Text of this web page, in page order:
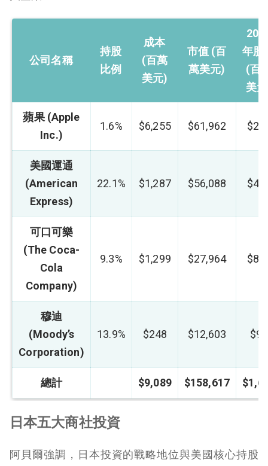
公司名稱
持股
比例
成本
(百萬
美元)
市值 (百
萬美元)
年股
(百
美
蘋果 (Apple
Inc.)
1.6% $6,255 $61,962
美國運通
(American
Express)
22.1% $1,287 $56,088
可口可樂
(The Coca-
Cola
Company)
9.3% $1,299 $27,964
穆迪
(Moody’s
Corporation)
13.9% $248 $12,603 $93
總計 $9,089 $158,617
日本五大商社投資
阿貝爾強調，日本投資的戰略地位與美國核心持股